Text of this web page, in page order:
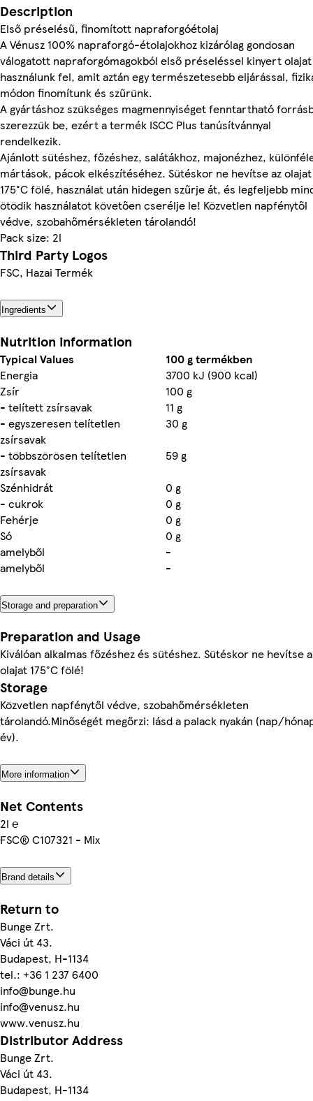
Description
Első préselésű, finomított napraforgóétolaj
A Vénusz 100% napraforgó-étolajokhoz kizárólag gondosan
válogatott napraforgómagokból első préseléssel kinyert olajat
használunk fel, amit aztán egy természetesebb eljárással,
módon finomítunk és szűrünk.
A gyártáshoz szükséges magmennyiséget fenntartható
szerezzük be, ezért a termék ISCC Plus tanúsítvánnyal
rendelkezik.
Ajánlott sütéshez, főzéshez, salátákhoz, majonézhez,
mártások, pácok elkészítéséhez. Sütéskor ne hevítse az olajat
175°C fölé, használat után hidegen szűrje át, és legfeljebb
ötödik használatot követően cserélje le! Közvetlen napfénytől
védve, szobahőmérsékleten tárolandó!
Pack size: 2l
Third Party Logos
FSC, Hazai Termék
Ingredients
Nutrition information
Typical Values
100 g termékben
Energia
3700 kJ (900 kcal)
Zsír
100 g
- telített zsírsavak
11 g
- egyszeresen telítetlen
zsírsavak
30 g
- többszörösen telítetlen
zsírsavak
59 g
Szénhidrát
0 g
- cukrok
0 g
Fehérje
0 g
Só
0 g
amelyből
-
amelyből
-
Storage and preparation
Preparation and Usage
Kiválóan alkalmas főzéshez és sütéshez. Sütéskor ne hevítse
olajat 175°C fölé!
Storage
Közvetlen napfénytől védve, szobahőmérsékleten
tárolandó.Minőségét megőrzi: lásd a palack nyakán (nap/
év).
More information
Net Contents
2l ℮
FSC® C107321 - Mix
Brand details
Return to
Bunge Zrt.
Váci út 43.
Budapest, H-1134
tel.: +36 1 237 6400
info@bunge.hu
info@venusz.hu
www.venusz.hu
Distributor Address
Bunge Zrt.
Váci út 43.
Budapest, H-1134